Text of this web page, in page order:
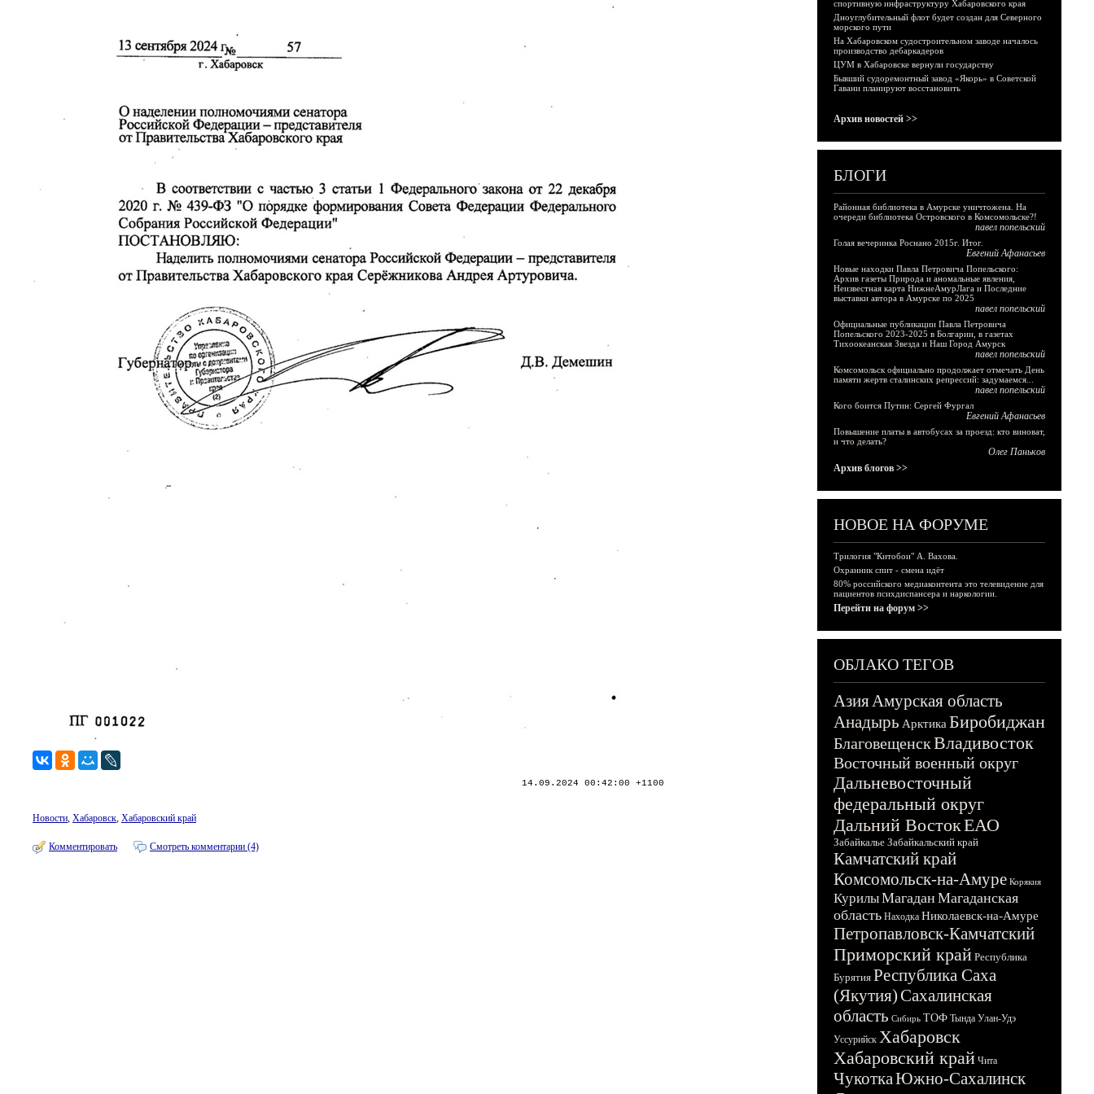
14.09.2024 00:42:00 +1100
Новости, Хабаровск, Хабаровский край
Комментировать Смотреть комментарии (4)
спортивную инфраструктуру Хабаровского края
Дноуглубительный флот будет создан для Северного
морского пути
На Хабаровском судостроительном заводе началось
производство дебаркадеров
ЦУМ в Хабаровске вернули государству
Бывший судоремонтный завод «Якорь» в Советской
Гавани планируют восстановить
Архив новостей >>
БЛОГИ
Районная библиотека в Амурске уничтожена. На
очереди библиотека Островского в Комсомольске?!
павел попельский
Голая вечеринка Роснано 2015г. Итог.
Евгений Афанасьев
Новые находки Павла Петровича Попельского:
Архив газеты Природа и аномальные явления,
Неизвестная карта НижнеАмурЛага и Последние
выставки автора в Амурске по 2025
павел попельский
Официальные публикации Павла Петровича
Попельского 2023-2025 в Болгарии, в газетах
Тихоокеанская Звезда и Наш Город Амурск
павел попельский
Комсомольск официально продолжает отмечать День
памяти жертв сталинских репрессий: задумаемся...
павел попельский
Кого боится Путин: Сергей Фургал
Евгений Афанасьев
Повышение платы в автобусах за проезд: кто виноват,
и что делать?
Олег Паньков
Архив блогов >>
НОВОЕ НА ФОРУМЕ
Трилогия "Китобои" А. Вахова.
Охранник спит - смена идёт
80% российского медиаконтента это телевидение для
пациентов психдиспансера и наркологии.
Перейти на форум >>
ОБЛАКО ТЕГОВ
АзияАмурская область
Анадырь Арктика Биробиджан
БлаговещенскВладивосток
Восточный военный округ
Дальневосточный
федеральный округ
Дальний ВостокЕАО
Забайкалье Забайкальский край
Камчатский край
Комсомольск-на-Амуре Корякия
КурилыМагадан Магаданская
область Находка Николаевск-на-Амуре
Петропавловск-Камчатский
Приморский край Республика
Бурятия Республика Саха
(Якутия)Сахалинская
область Сибирь ТОФ Тында Улан-Удэ
Уссурийск Хабаровск
Хабаровский край Чита
ЧукоткаЮжно-Сахалинск